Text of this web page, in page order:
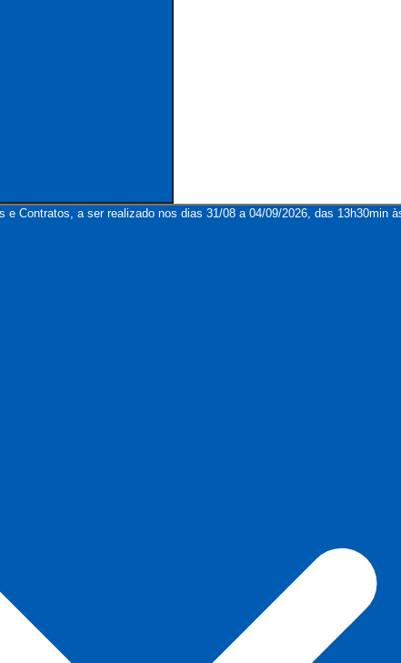
Contratos, a ser realizado nos dias 31/08 a 04/09/2026, das 13h30min